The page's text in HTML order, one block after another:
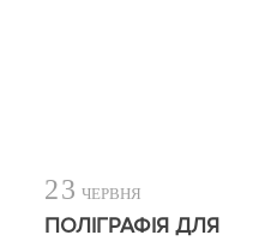
23 ЧЕРВНЯ
ПОЛІГРАФІЯ ДЛЯ